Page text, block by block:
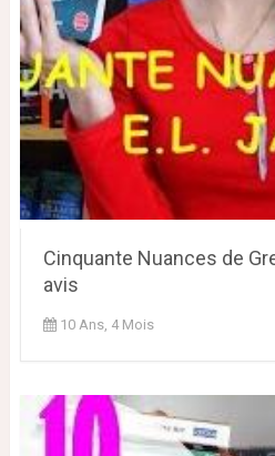
Cinquante Nuances de
avis
10 Ans, 4 Mois